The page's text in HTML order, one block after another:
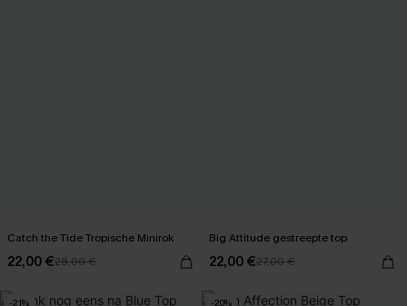
Catch the Tide Tropische Minirok
22,00 €28,00 €
Big Attitude gestreepte top
22,00 €27,00 €
-21% -20%